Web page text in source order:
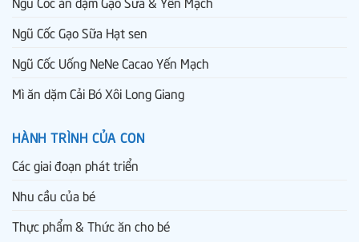
Ngũ Cốc Gạo Sữa Hạt sen
Ngũ Cốc Uống NeNe Cacao Yến Mạch
Mì ăn dặm Cải Bó Xôi Long Giang
HÀNH TRÌNH CỦA CON
Các giai đoạn phát triển
Nhu cầu của bé
Thực phẩm & Thức ăn cho bé